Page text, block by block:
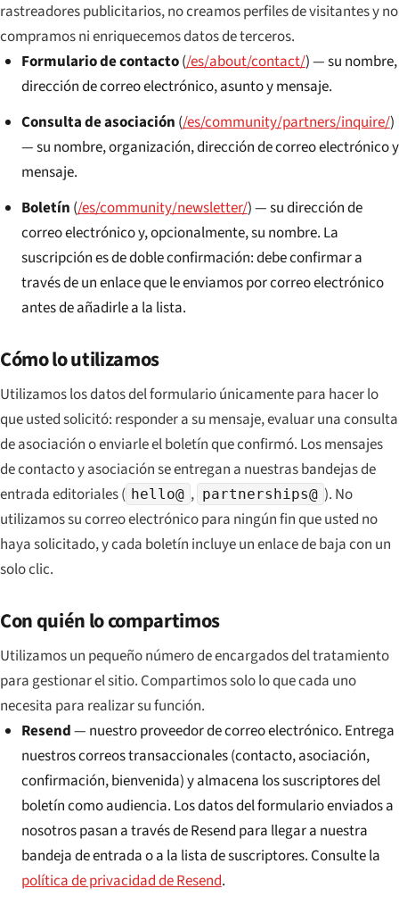
rastreadores publicitarios, no creamos perfiles de visitantes y no
compramos ni enriquecemos datos de terceros.
Formulario de contacto(/es/about/contact/) — su nombre,
dirección de correo electrónico, asunto y mensaje.
Consulta de asociación (/es/community/partners/inquire/)
— su nombre, organización, dirección de correo electrónico y
mensaje.
Boletín (/es/community/newsletter/) — su dirección de
correo electrónico y, opcionalmente, su nombre. La
suscripción es de doble confirmación: debe confirmar a
través de un enlace que le enviamos por correo electrónico
antes de añadirle a la lista.
Cómo lo utilizamos
Utilizamos los datos del formulario únicamente para hacer lo
que usted solicitó: responder a su mensaje, evaluar una consulta
de asociación o enviarle el boletín que confirmó. Los mensajes
de contacto y asociación se entregan a nuestras bandejas de
entrada editoriales ( hello@ , partnerships@ ). No
utilizamos su correo electrónico para ningún fin que usted no
haya solicitado, y cada boletín incluye un enlace de baja con un
solo clic.
Con quién lo compartimos
Utilizamos un pequeño número de encargados del tratamiento
para gestionar el sitio. Compartimos solo lo que cada uno
necesita para realizar su función.
Resend— nuestro proveedor de correo electrónico. Entrega
nuestros correos transaccionales (contacto, asociación,
confirmación, bienvenida) y almacena los suscriptores del
boletín como audiencia. Los datos del formulario enviados a
nosotros pasan a través de Resend para llegar a nuestra
bandeja de entrada o a la lista de suscriptores. Consulte la
política de privacidad de Resend.